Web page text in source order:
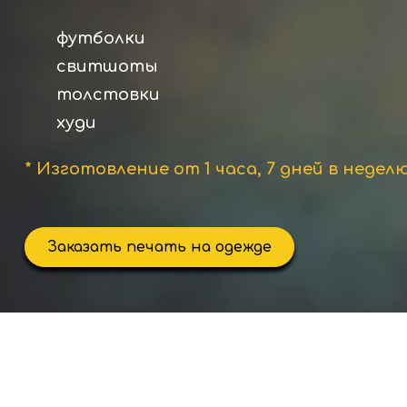
футболки
свитшоты
толстовки
худи
* Изготовление от 1 часа, 7 дней в
Заказать печать на одежде